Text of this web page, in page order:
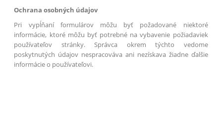
Ochrana osobných údajov
Pri vypĺňaní formulárov môžu byť požadované niektoré
informácie, ktoré môžu byť potrebné na vybavenie požiadaviek
používateľov stránky. Správca okrem týchto vedome
poskytnutých údajov nespracováva ani nezískava žiadne ďalšie
informácie o používateľovi.